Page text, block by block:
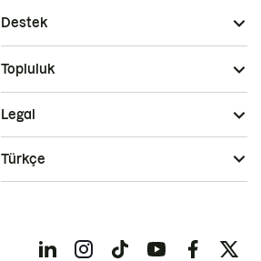
Destek
Topluluk
Legal
Türkçe